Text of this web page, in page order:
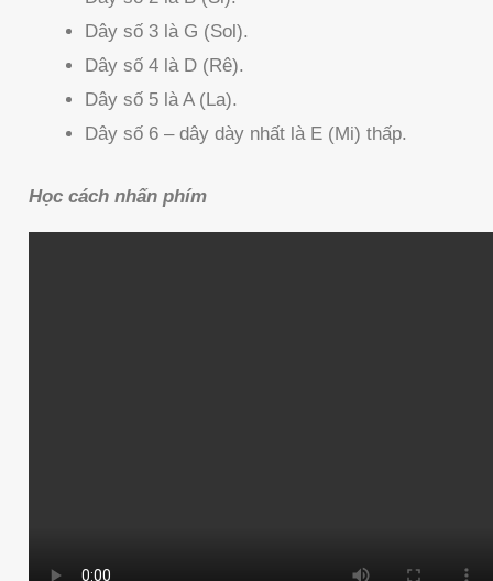
Dây số 3 là G (Sol).
Dây số 4 là D (Rê).
Dây số 5 là A (La).
Dây số 6 – dây dày nhất là E (Mi) thấp.
Học cách nhấn phím